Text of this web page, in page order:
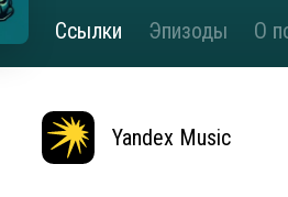
Ссылки Эпизоды О
Yandex Music